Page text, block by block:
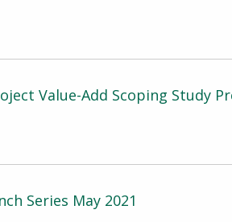
Value-Add Scoping Study
Series May 2021